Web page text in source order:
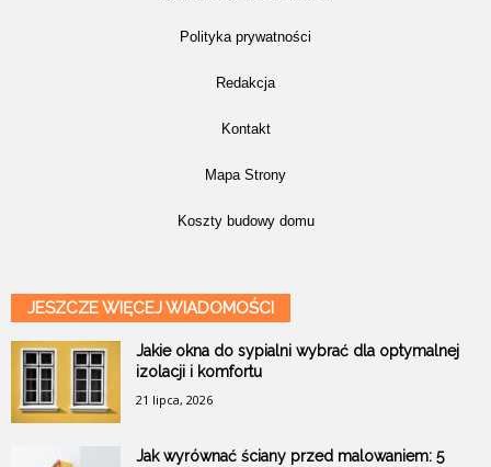
Polityka prywatności
Redakcja
Kontakt
Mapa Strony
Koszty budowy domu
JESZCZE WIĘCEJ WIADOMOŚCI
Jakie okna do sypialni wybrać dla optymalnej
izolacji i komfortu
21 lipca, 2026
Jak wyrównać ściany przed malowaniem: 5